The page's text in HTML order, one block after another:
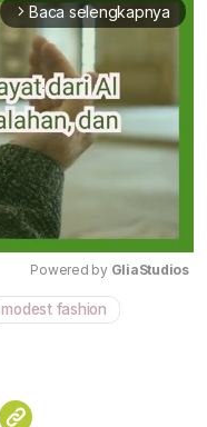
arrow_forward_ios Baca selengkapnya
Mute
Powered by GliaStudios
modest fashion